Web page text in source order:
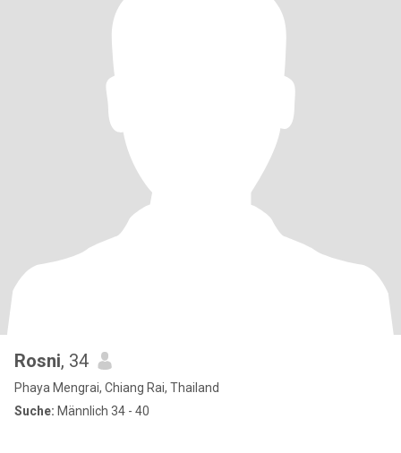
Rosni, 34
Phaya Mengrai, Chiang Rai, Thailand
Suche: Männlich 34 - 40